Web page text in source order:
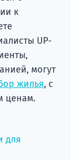
к
UP-
могут
жилья, с
ценам.
для